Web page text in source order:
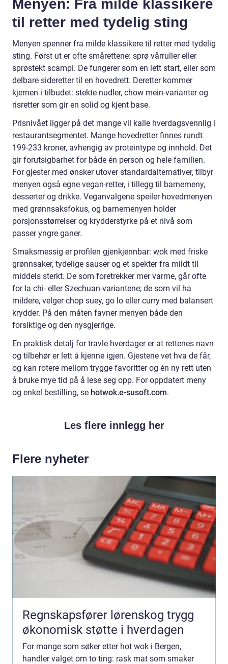
Menyen: Fra milde klassikere
til retter med tydelig sting
Menyen spenner fra milde klassikere til retter med tydelig
sting. Først ut er ofte smårettene: sprø vårruller eller
sprøstekt scampi. De fungerer som en lett start, eller som
delbare sideretter til en hovedrett. Deretter kommer
kjernen i tilbudet: stekte nudler, chow mein-varianter og
risretter som gir en solid og kjent base.
Prisnivået ligger på det mange vil kalle hverdagsvennlig i
restaurantsegmentet. Mange hovedretter finnes rundt
199-233 kroner, avhengig av proteintype og innhold. Det
gir forutsigbarhet for både én person og hele familien.
For gjester med ønsker utover standardalternativer, tilbyr
menyen også egne vegan-retter, i tillegg til barnemeny,
desserter og drikke. Veganvalgene speiler hovedmenyen
med grønnsaksfokus, og barnemenyen holder
porsjonsstørrelser og krydderstyrke på et nivå som
passer yngre ganer.
Smaksmessig er profilen gjenkjennbar: wok med friske
grønnsaker, tydelige sauser og et spekter fra mildt til
middels sterkt. De som foretrekker mer varme, går ofte
for la chi- eller Szechuan-variantene; de som vil ha
mildere, velger chop suey, go lo eller curry med balansert
krydder. På den måten favner menyen både den
forsiktige og den nysgjerrige.
En praktisk detalj for travle hverdager er at rettenes navn
og tilbehør er lett å kjenne igjen. Gjestene vet hva de får,
og kan rotere mellom trygge favoritter og én ny rett uten
å bruke mye tid på å lese seg opp. For oppdatert meny
og enkel bestilling, se hotwok.e-susoft.com.
Les flere innlegg her
Flere nyheter
Regnskapsfører lørenskog trygg
økonomisk støtte i hverdagen
For mange som søker etter hot wok i Bergen,
handler valget om to ting: rask mat som smaker